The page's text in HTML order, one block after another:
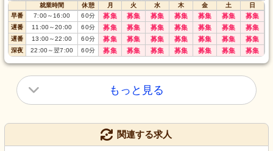
就業時間 休憩 月 火 水 木 金 土
日
早番
7:00～ 16:00 60分 募集 募集 募集 募集 募集 募集 募集
遅番 11:00～20:00 60分 募集 募集 募集 募集 募集 募集 募集
遅番 13:00～22:00 60分 募集 募集 募集 募集 募集 募集 募集
深夜 22:00～翌7:00 60分 募集 募集 募集 募集 募集 募集 募集
もっと見る
関連する求人